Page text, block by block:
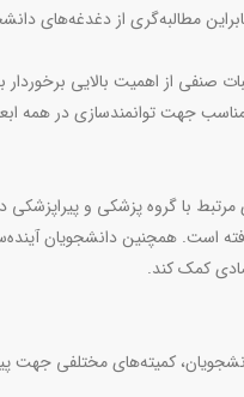
مطالبه‌گری از دغدغه‌های
از اهمیت بالایی
جهت توانمندسازی در همه
با گروه پزشکی و پیراپزشکی
است. همچنین دانشجویان
کمک کند.
کمیته‌های مختلفی